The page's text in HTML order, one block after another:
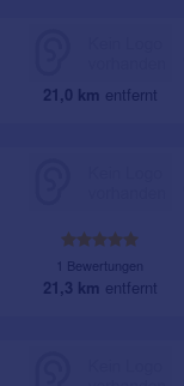
21,0 km entfernt
1 Bewertungen
21,3 km entfernt